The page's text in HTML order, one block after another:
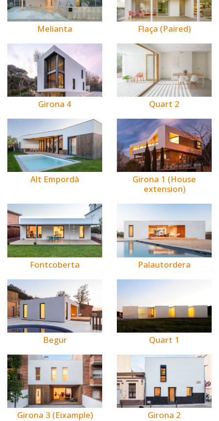
Melianta Flaça (Paired)
Girona 4 Quart 2
Alt Empordà
Girona 1 (House
extension)
Fontcoberta Palautordera
Begur Quart 1
Girona 3 (Eixample) Girona 2